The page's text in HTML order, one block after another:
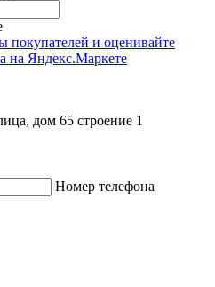
дом 65 строение 1
Номер телефона